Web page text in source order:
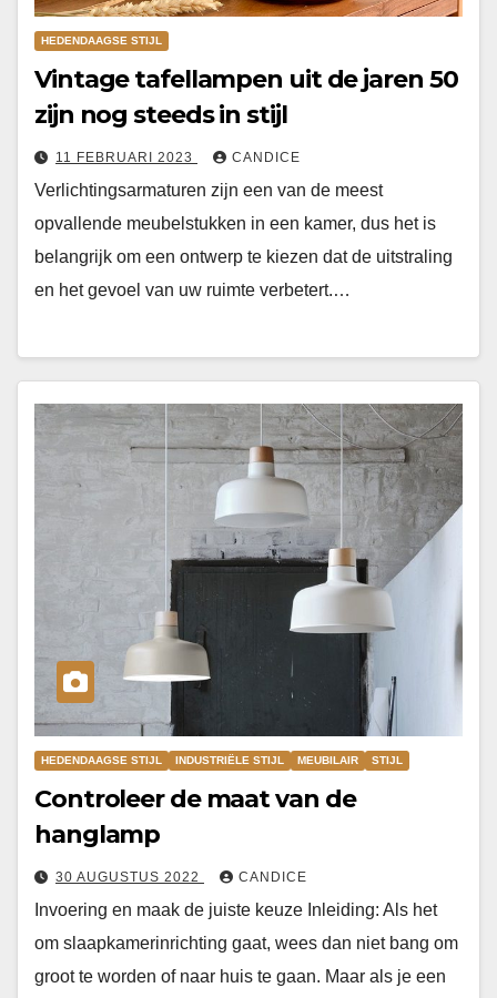
HEDENDAAGSE STIJL
Vintage tafellampen uit de jaren 50
zijn nog steeds in stijl
11 FEBRUARI 2023 CANDICE
Verlichtingsarmaturen zijn een van de meest
opvallende meubelstukken in een kamer, dus het is
belangrijk om een ontwerp te kiezen dat de uitstraling
en het gevoel van uw ruimte verbetert.…
HEDENDAAGSE STIJL INDUSTRIËLE STIJL MEUBILAIR STIJL
Controleer de maat van de
hanglamp
30 AUGUSTUS 2022 CANDICE
Invoering en maak de juiste keuze Inleiding: Als het
om slaapkamerinrichting gaat, wees dan niet bang om
groot te worden of naar huis te gaan. Maar als je een